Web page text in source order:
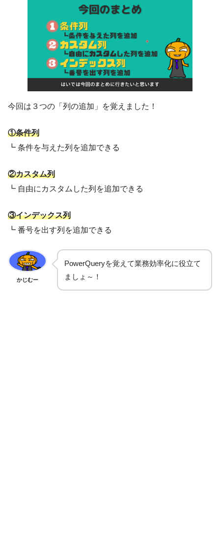
今回は３つの「列の追加」を覚えました！
①条件列
┗ 条件を与えた列を追加できる
②カスタム列
┗ 自由にカスタムした列を追加できる
③インデックス列
┗ 番号を出す列を追加できる
かじむー
PowerQueryを覚えて業務効率化に役立て
ましょ～！